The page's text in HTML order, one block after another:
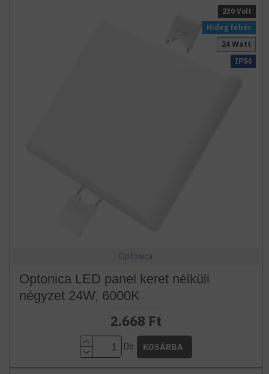
Hideg fehér
230 Volt
IP54
24 Watt
Optonica
Optonica LED panel keret nélküli
négyzet 24W, 6000K
2.668 Ft
Db KOSÁRBA